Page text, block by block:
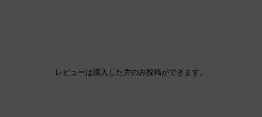
レビューは購入した方のみ投稿ができます。